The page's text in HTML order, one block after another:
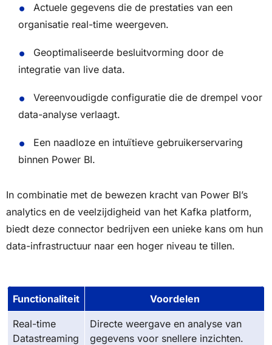
Actuele gegevens die de prestaties van een
organisatie real-time weergeven.
Geoptimaliseerde besluitvorming door de
integratie van live data.
Vereenvoudigde configuratie die de drempel voor
data-analyse verlaagt.
Een naadloze en intuïtieve gebruikerservaring
binnen Power BI.
In combinatie met de bewezen kracht van Power BI’s
analytics en de veelzijdigheid van het Kafka platform,
biedt deze connector bedrijven een unieke kans om hun
data-infrastructuur naar een hoger niveau te tillen.
Functionaliteit Voordelen
Real-time
Datastreaming
Directe weergave en analyse van
gegevens voor snellere inzichten.